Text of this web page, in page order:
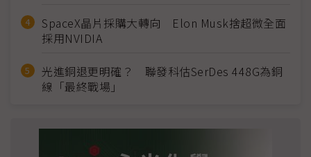
SpaceX晶片採購大轉向 Elon Musk捨超微全面
採用NVIDIA
光進銅退更明確？ 聯發科估SerDes 448G為銅
線「最終戰場」